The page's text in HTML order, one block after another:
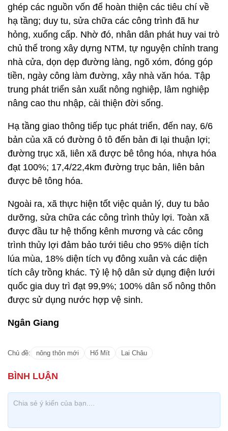
ghép các nguồn vốn để hoàn thiện các tiêu chí về
hạ tầng; duy tu, sửa chữa các công trình đã hư
hỏng, xuống cấp. Nhờ đó, nhân dân phát huy vai trò
chủ thể trong xây dựng NTM, tự nguyện chỉnh trang
nhà cửa, dọn dẹp đường làng, ngõ xóm, đóng góp
tiền, ngày công làm đường, xây nhà văn hóa. Tập
trung phát triển sản xuất nông nghiệp, lâm nghiệp
nâng cao thu nhập, cải thiện đời sống.
Hạ tầng giao thông tiếp tục phát triển, đến nay, 6/6
bản của xã có đường ô tô đến bản đi lại thuận lợi;
đường trục xã, liên xã được bê tông hóa, nhựa hóa
đạt 100%; 17,4/22,4km đường trục bản, liên bản
được bê tông hóa.
Ngoài ra, xã thực hiện tốt việc quản lý, duy tu bảo
dưỡng, sửa chữa các công trình thủy lợi. Toàn xã
được đầu tư hệ thống kênh mương và các công
trình thủy lợi đảm bảo tưới tiêu cho 95% diện tích
lúa mùa, 18% diện tích vụ đông xuân và các diện
tích cây trồng khác. Tỷ lệ hộ dân sử dụng điện lưới
quốc gia duy trì đạt 99,9%; 100% dân số nông thôn
được sử dụng nước hợp vệ sinh.
Ngân Giang
Chủ đề: nông thôn mới Hố Mít Lai Châu